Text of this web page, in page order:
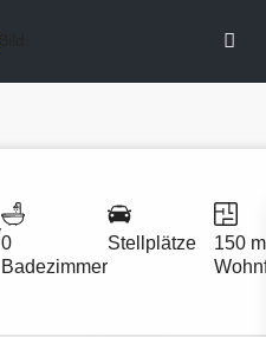
0
Badezimmer
Stellplätze
150 m